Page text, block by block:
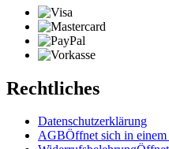
Rechtliches
Datenschutzerklärung
AGBÖffnet sich in einem